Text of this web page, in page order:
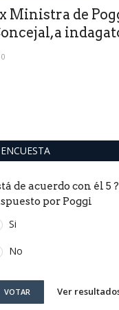
Ministra de
0
ENCUESTA
de acuerdo con él 5
por Poggi
Si
No
VOTAR Ver